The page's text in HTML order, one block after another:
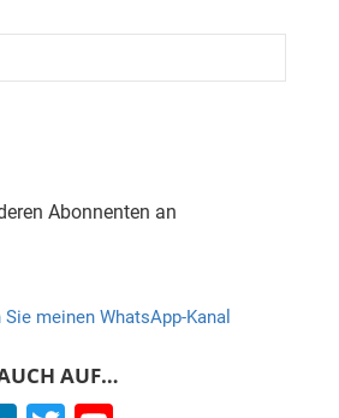
Abonnenten an
meinen WhatsApp-Kanal
AUF…